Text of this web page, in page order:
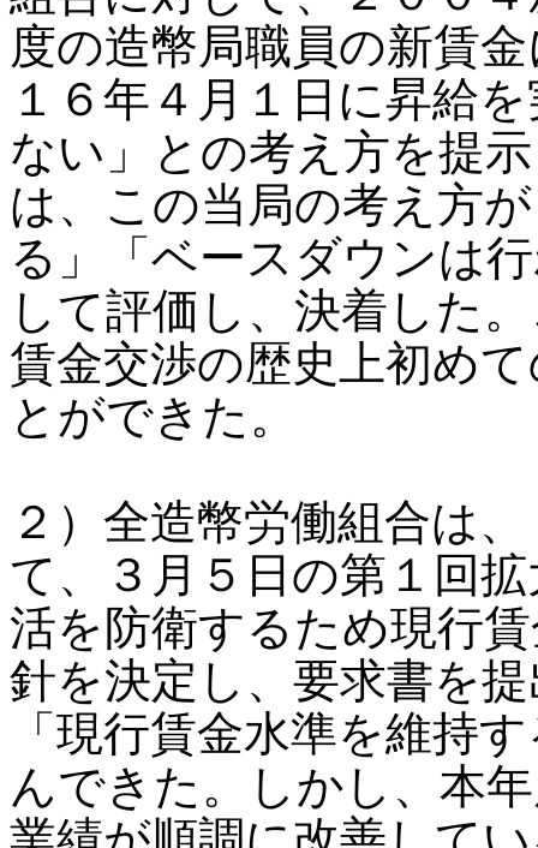
度の造幣局職員の新賃
１６年４月１日に昇給
ない」との考え方を提
は、この当局の考え方
る」「ベースダウンは
して評価し、決着した
賃金交渉の歴史上初め
とができた。
２）全造幣労働組合は
て、３月５日の第１回
活を防衛するため現行
針を決定し、要求書を
「現行賃金水準を維持
んできた。しかし、本